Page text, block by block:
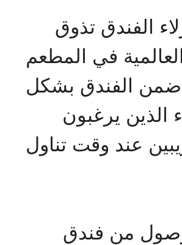
الفندق تذوق
في المطعم
ضمن الفندق بشكل
الذين يرغبون
عند وقت تناول
من فندق